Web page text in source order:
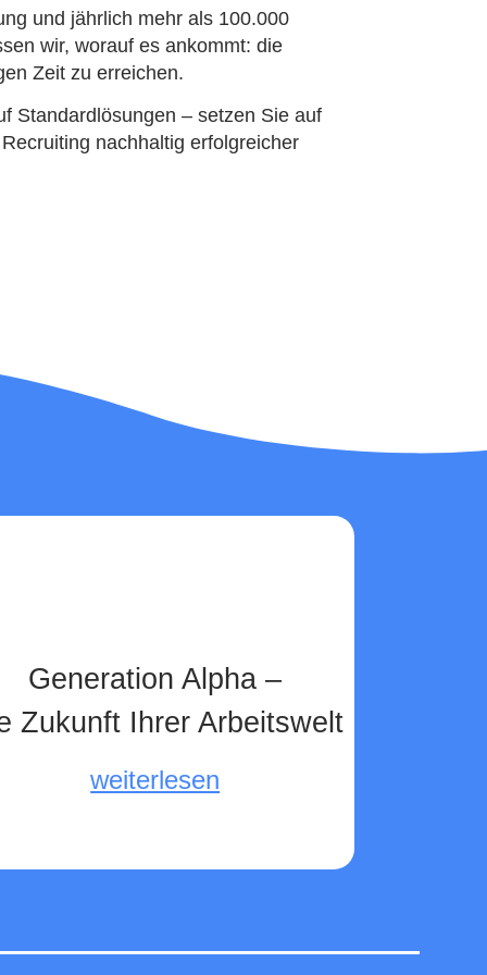
und jährlich mehr als 100.000
wir, worauf es ankommt: die
Zeit zu erreichen.
Standardlösungen – setzen Sie auf
nachhaltig erfolgreicher
Generation Alpha –
Zukunft Ihrer Arbeitswelt
weiterlesen